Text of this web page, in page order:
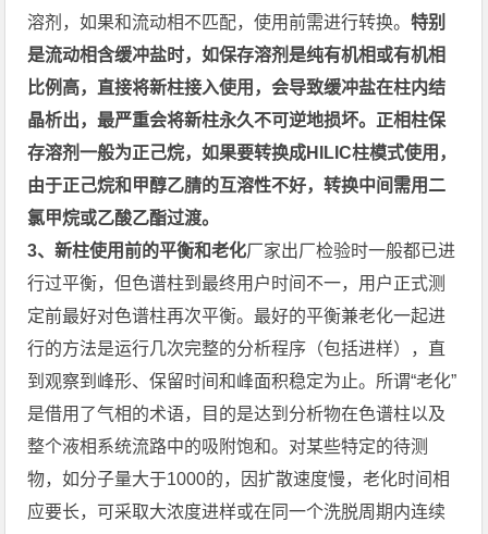
溶剂，如果和流动相不匹配，使用前需进行转换。特别
是流动相含缓冲盐时，如保存溶剂是纯有机相或有机相
比例高，直接将新柱接入使用，会导致缓冲盐在柱内结
晶析出，最严重会将新柱永久不可逆地损坏。正相柱保
存溶剂一般为正己烷，如果要转换成HILIC柱模式使用，
由于正己烷和甲醇乙腈的互溶性不好，转换中间需用二
氯甲烷或乙酸乙酯过渡。
3、新柱使用前的平衡和老化厂家出厂检验时一般都已进
行过平衡，但色谱柱到最终用户时间不一，用户正式测
定前最好对色谱柱再次平衡。最好的平衡兼老化一起进
行的方法是运行几次完整的分析程序（包括进样），直
到观察到峰形、保留时间和峰面积稳定为止。所谓“老化”
是借用了气相的术语，目的是达到分析物在色谱柱以及
整个液相系统流路中的吸附饱和。对某些特定的待测
物，如分子量大于1000的，因扩散速度慢，老化时间相
应要长，可采取大浓度进样或在同一个洗脱周期内连续